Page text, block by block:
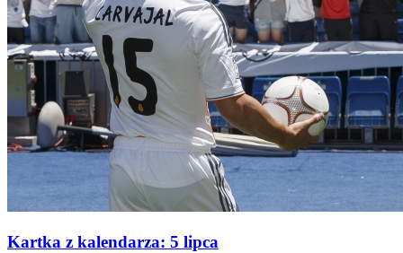
Kartka z kalendarza: 5 lipca